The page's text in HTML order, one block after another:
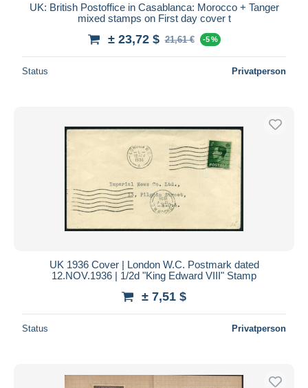
UK: British Postoffice in Casablanca: Morocco + Tanger
mixed stamps on First day cover t
± 23,72 $ 21,61 € -5 %
Status Privatperson
UK 1936 Cover | London W.C. Postmark dated
12.NOV.1936 | 1/2d "King Edward VIII" Stamp
± 7,51 $
Status Privatperson